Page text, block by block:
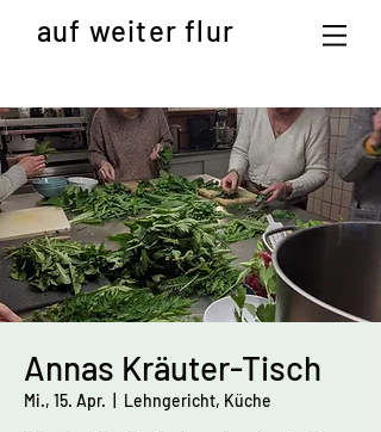
auf weiter flur
Annas Kräuter-Tisch
Mi., 15. Apr. Lehngericht, Küche